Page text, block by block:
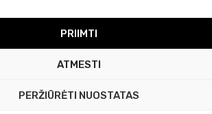
PRIIMTI
ATMESTI
PERŽIŪRĖTI NUOSTATAS